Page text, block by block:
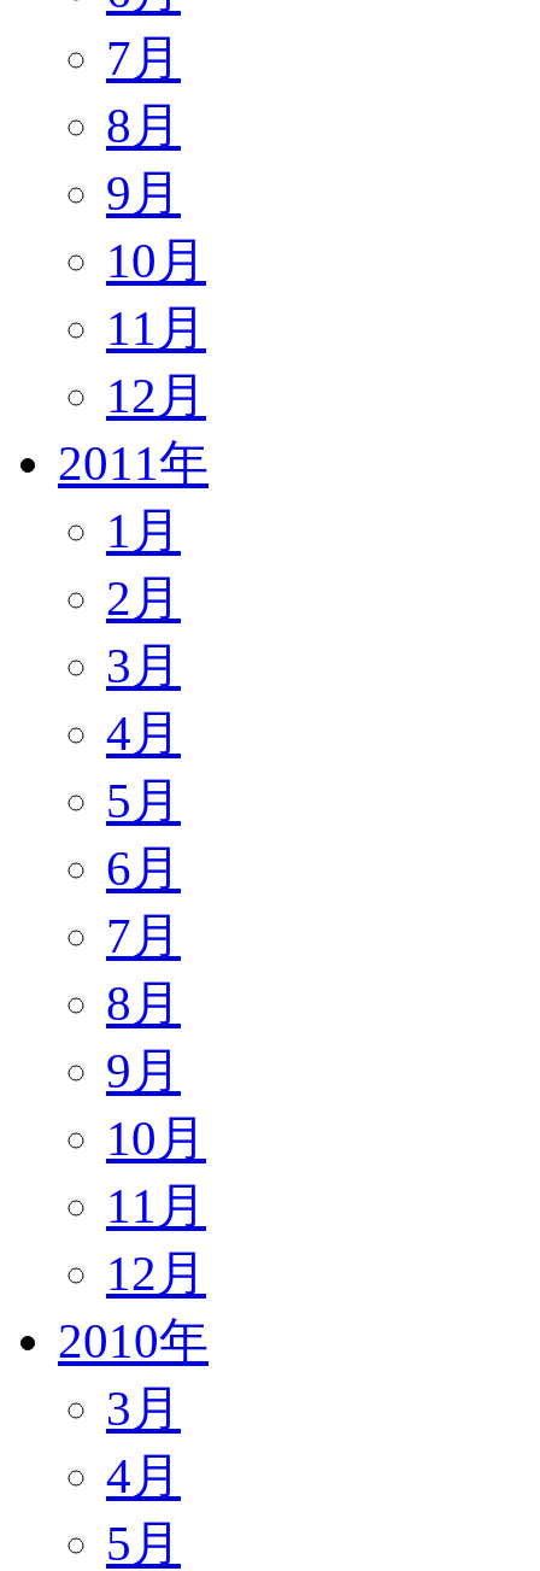
7月
8月
9月
10月
11月
12月
2011年
1月
2月
3月
4月
5月
6月
7月
8月
9月
10月
11月
12月
2010年
3月
4月
5月